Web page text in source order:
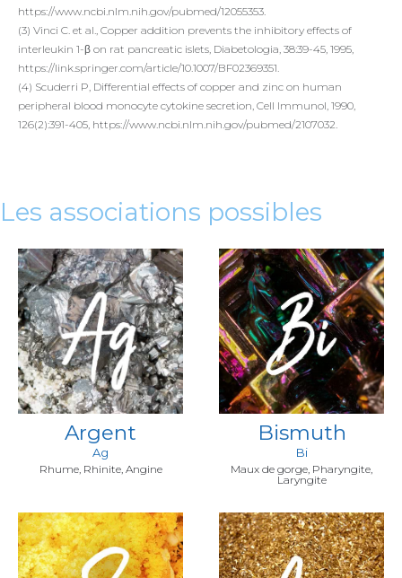
https://www.ncbi.nlm.nih.gov/pubmed/12055353.
(3) Vinci C. et al., Copper addition prevents the inhibitory effects of
interleukin 1-β on rat pancreatic islets, Diabetologia, 38:39-45, 1995,
https://link.springer.com/article/10.1007/BF02369351.
(4) Scuderri P, Differential effects of copper and zinc on human
peripheral blood monocyte cytokine secretion, Cell Immunol, 1990,
126(2):391-405, https://www.ncbi.nlm.nih.gov/pubmed/2107032.
Les associations possibles
Argent
Ag
Rhume, Rhinite, Angine
Bismuth
Bi
Maux de gorge, Pharyngite,
Laryngite